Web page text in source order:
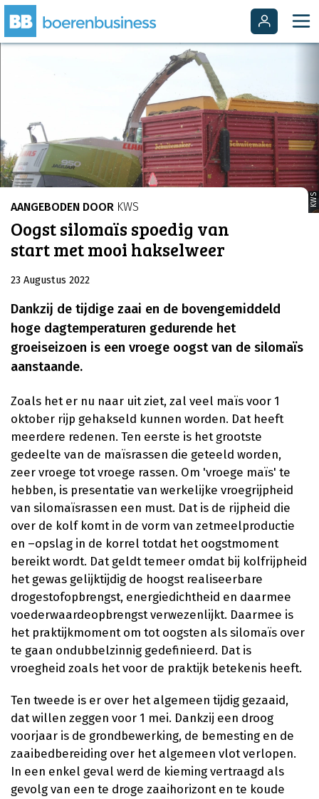
KWS
AANGEBODEN DOOR KWS
Oogst silomaïs spoedig van
start met mooi hakselweer
23 Augustus 2022
Dankzij de tijdige zaai en de bovengemiddeld
hoge dagtemperaturen gedurende het
groeiseizoen is een vroege oogst van de silomaïs
aanstaande.
Zoals het er nu naar uit ziet, zal veel maïs voor 1
oktober rijp gehakseld kunnen worden. Dat heeft
meerdere redenen. Ten eerste is het grootste
gedeelte van de maïsrassen die geteeld worden,
zeer vroege tot vroege rassen. Om 'vroege maïs' te
hebben, is presentatie van werkelijke vroegrijpheid
van silomaïsrassen een must. Dat is de rijpheid die
over de kolf komt in de vorm van zetmeelproductie
en –opslag in de korrel totdat het oogstmoment
bereikt wordt. Dat geldt temeer omdat bij kolfrijpheid
het gewas gelijktijdig de hoogst realiseerbare
drogestofopbrengst, energiedichtheid en daarmee
voederwaardeopbrengst verwezenlijkt. Daarmee is
het praktijkmoment om tot oogsten als silomaïs over
te gaan ondubbelzinnig gedefinieerd. Dat is
vroegheid zoals het voor de praktijk betekenis heeft.
Ten tweede is er over het algemeen tijdig gezaaid,
dat willen zeggen voor 1 mei. Dankzij een droog
voorjaar is de grondbewerking, de bemesting en de
zaaibedbereiding over het algemeen vlot verlopen.
In een enkel geval werd de kieming vertraagd als
gevolg van een te droge zaaihorizont en te koude